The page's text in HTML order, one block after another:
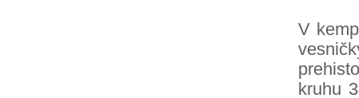
V
kruhu